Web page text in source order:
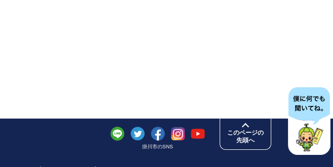
このページの
先頭へ
掛川市のSNS